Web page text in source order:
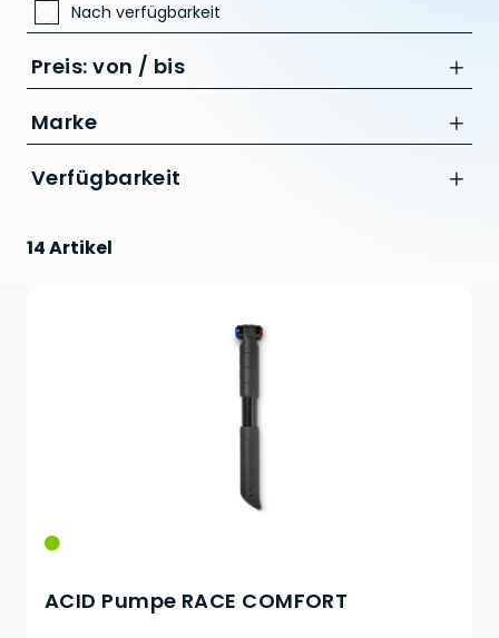
Nach verfügbarkeit
Preis: von / bis
Marke
Acid
Verfügbarkeit
14 Artikel
ACID Pumpe RACE COMFORT